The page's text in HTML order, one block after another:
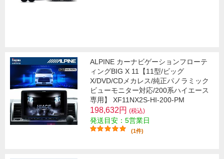
ALPINE カーナビゲーションフローテ
ィングBIG X 11【11型/ビッグ
X/DVD/CDメカレス/純正パノラミック
ビューモニター対応/200系ハイエース
専用】 XF11NX2S-HI-200-PM
198,632円 (税込)
発送目安：5営業日
(1件)